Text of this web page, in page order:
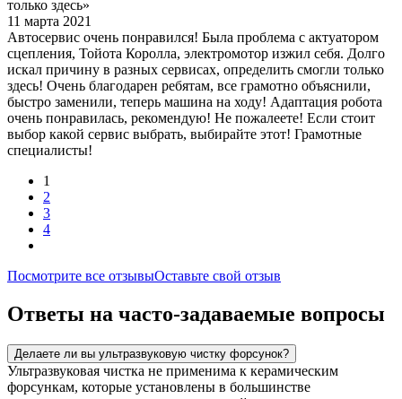
только здесь»
11 марта 2021
Автосервис очень понравился! Была проблема с актуатором
сцепления, Тойота Королла, электромотор изжил себя. Долго
искал причину в разных сервисах, определить смогли только
здесь! Очень благодарен ребятам, все грамотно объяснили,
быстро заменили, теперь машина на ходу! Адаптация робота
очень понравилась, рекомендую! Не пожалеете! Если стоит
выбор какой сервис выбрать, выбирайте этот! Грамотные
специалисты!
1
2
3
4
Посмотрите все отзывыОставьте свой отзыв
Ответы на часто-задаваемые вопросы
Делаете ли вы ультразвуковую чистку форсунок?
Ультразвуковая чистка не применима к керамическим
форсункам, которые установлены в большинстве